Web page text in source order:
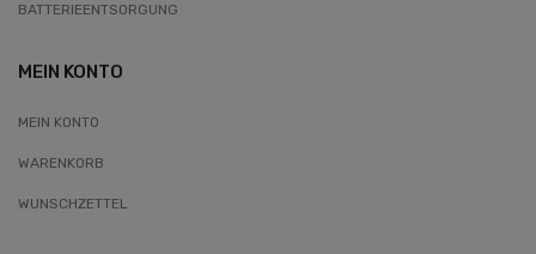
BATTERIEENTSORGUNG
MEIN KONTO
MEIN KONTO
WARENKORB
WUNSCHZETTEL